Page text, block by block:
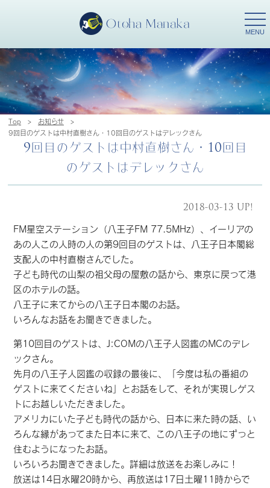
MENU
Top > お知らせ
>
9回目のゲストは中村直樹さん・10回目のゲストはデレックさん
9回目のゲストは中村直樹さん・10回目
のゲストはデレックさん
2018-03-13 UP!
FM星空ステーション（八王子FM 77.5MHz）、イーリアの
あの人この人時の人の第9回目のゲストは、八王子日本閣総
支配人の中村直樹さんでした。
子ども時代の山梨の祖父母の屋敷の話から、東京に戻って港
区のホテルの話。
八王子に来てからの八王子日本閣のお話。
いろんなお話をお聞きできました。
第10回目のゲストは、J:COMの八王子人図鑑のMCのデレ
ックさん。
先月の八王子人図鑑の収録の最後に、「今度は私の番組の
ゲストに来てくださいね」とお話をして、それが実現しゲス
トにお越しいただきました。
アメリカにいた子ども時代の話から、日本に来た時の話、い
ろんな縁があってまた日本に来て、この八王子の地にずっと
住むようになったお話。
いろいろお聞きできました。詳細は放送をお楽しみに！
放送は14日水曜20時から、再放送は17日土曜11時からで